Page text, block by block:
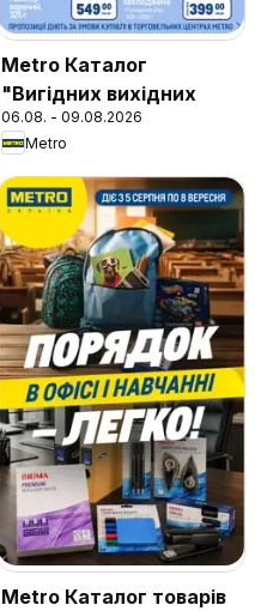
Metro Каталог
"Вигідних вихідних
06.08. - 09.08.2026
Metro
Metro Каталог товарів